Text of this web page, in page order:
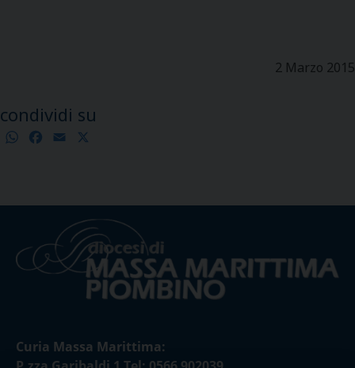
2 Marzo 2015
condividi su
WhatsApp
Facebook
Email
Curia Massa Marittima: